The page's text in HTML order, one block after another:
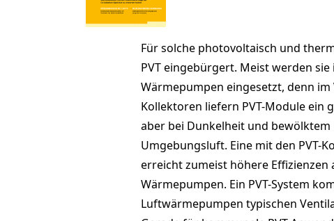
Für solche photovoltaisch und
PVT eingebürgert. Meist wer­den
Wärmepumpen eingesetzt, denn
Kollektoren liefern PVT-Module ein
aber bei Dunkelheit und
Umgebungsluft. Eine mit den PVT-
erreicht zumeist höhere
Wärmepumpen. Ein PVT-System
Luftwärmepumpen typischen